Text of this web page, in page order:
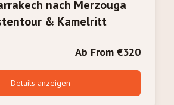
nach Merzouga
& Kamelritt
Ab From €320
Details anzeigen